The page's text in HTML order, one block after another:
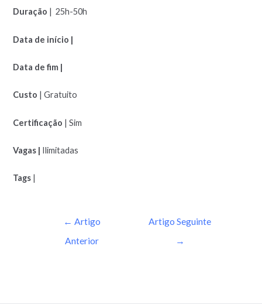
Duração | 25h-50h
Data de início |
Data de fim |
Custo | Gratuito
Certificação | Sim
Vagas | Ilimitadas
Tags |
← Artigo
Anterior
Artigo Seguinte
→